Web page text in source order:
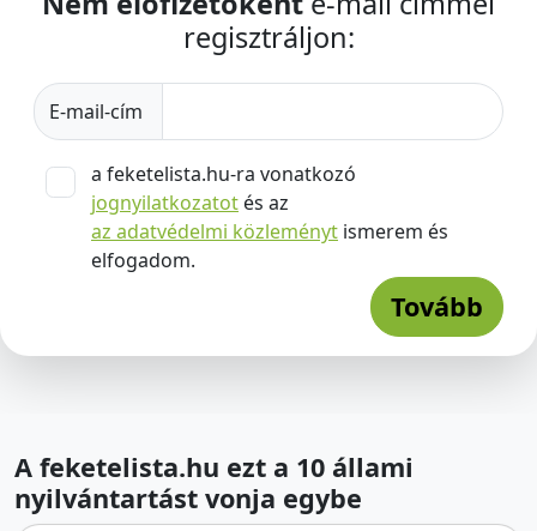
regisztráljon:
E-mail-cím
a feketelista.hu-ra vonatkozó
jognyilatkozatot és az
az adatvédelmi közleményt ismerem és
elfogadom.
Tovább
A feketelista.hu ezt a 10 állami
nyilvántartást vonja egybe